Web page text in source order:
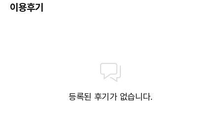
이용후기
등록된 후기가 없습니다.